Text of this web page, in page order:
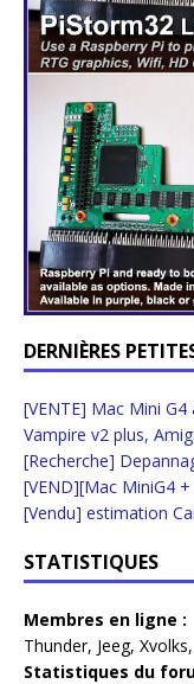
DERNIÈRES
[VENTE] Mac Mini
Vampire v2 plus,
[Recherche]
[VEND][Mac MiniG4
[Vendu] estimation
STATISTIQUES
Membres en ligne :
Thunder, Jeeg, Xvolks,
Statistiques du